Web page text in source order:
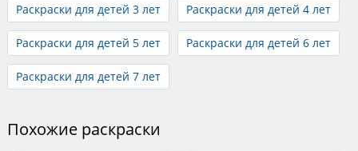
Раскраски для детей 3 лет Раскраски для детей 4 лет
Раскраски для детей 5 лет Раскраски для детей 6 лет
Раскраски для детей 7 лет
Похожие раскраски